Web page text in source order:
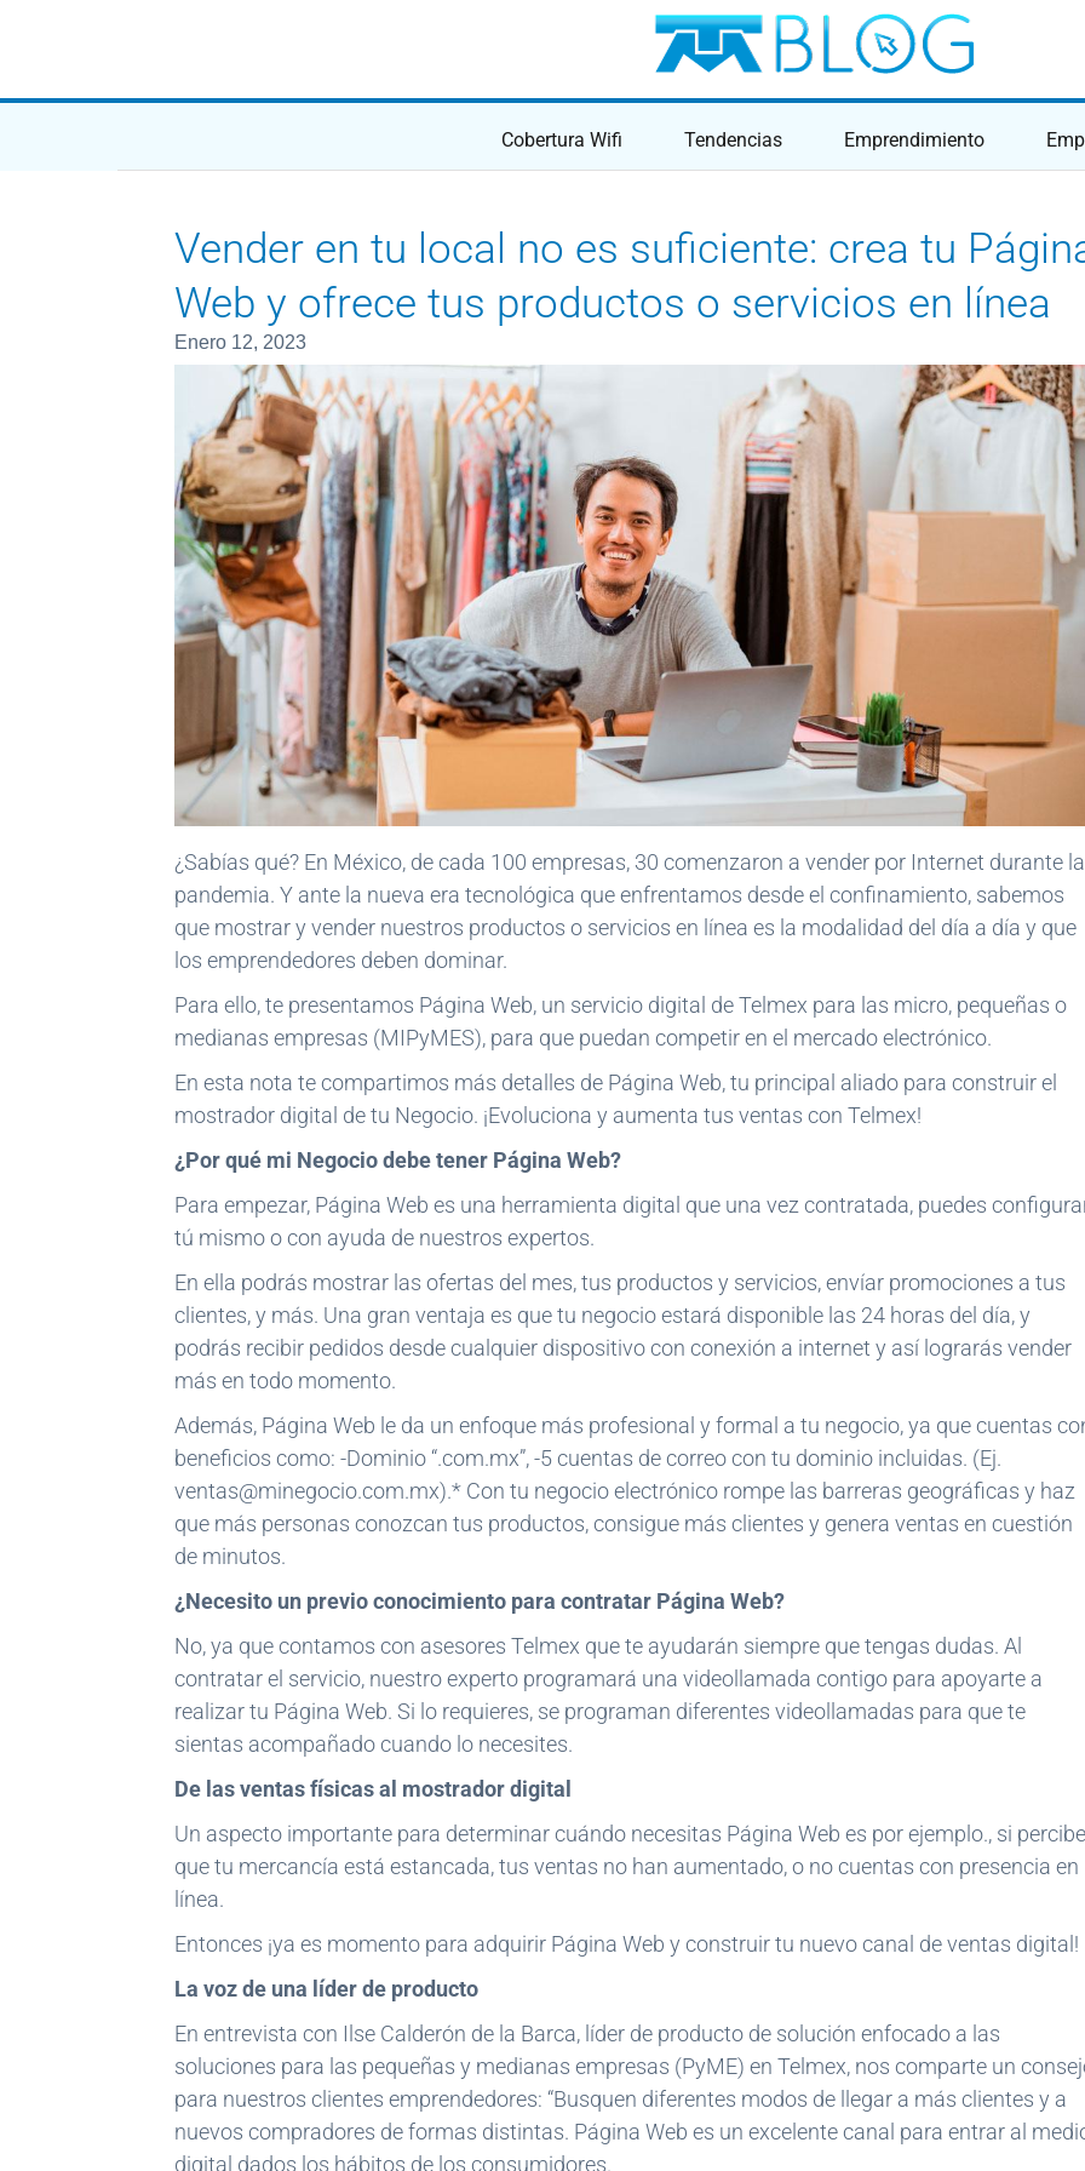
Cobertura Wifi Tendencias Emprendimiento
Vender en tu local no es suficiente: crea tu Página Web y
Vender en tu local no es suficiente: crea tu
Web y ofrece tus productos o servicios en línea
enero 12, 2023
¿Sabías qué? En México, de cada 100 empresas, 30 comenzaron a vender por Internet durante la
pandemia. Y ante la nueva era tecnológica que enfrentamos desde el confinamiento, sabemos
que mostrar y vender nuestros productos o servicios en línea es la modalidad del día a día y que
los emprendedores deben dominar.
Para ello, te presentamos Página Web, un servicio digital de Telmex para las micro, pequeñas o
medianas empresas (MIPyMES), para que puedan competir en el mercado electrónico.
En esta nota te compartimos más detalles de Página Web, tu principal aliado para construir el
mostrador digital de tu Negocio. ¡Evoluciona y aumenta tus ventas con Telmex!
¿Por qué mi Negocio debe tener Página Web?
Para empezar, Página Web es una herramienta digital que una vez contratada, puedes
tú mismo o con ayuda de nuestros expertos.
En ella podrás mostrar las ofertas del mes, tus productos y servicios, envíar promociones a tus
clientes, y más. Una gran ventaja es que tu negocio estará disponible las 24 horas del día, y
podrás recibir pedidos desde cualquier dispositivo con conexión a internet y así lograrás vender
más en todo momento.
Además, Página Web le da un enfoque más profesional y formal a tu negocio, ya que cuentas
beneficios como: -Dominio “.com.mx”, -5 cuentas de correo con tu dominio incluidas. (Ej.
ventas@minegocio.com.mx).* Con tu negocio electrónico rompe las barreras geográficas y haz
que más personas conozcan tus productos, consigue más clientes y genera ventas en cuestión
de minutos.
¿Necesito un previo conocimiento para contratar Página Web?
No, ya que contamos con asesores Telmex que te ayudarán siempre que tengas dudas. Al
contratar el servicio, nuestro experto programará una videollamada contigo para apoyarte a
realizar tu Página Web. Si lo requieres, se programan diferentes videollamadas para que te
sientas acompañado cuando lo necesites.
De las ventas físicas al mostrador digital
Un aspecto importante para determinar cuándo necesitas Página Web es por ejemplo., si
que tu mercancía está estancada, tus ventas no han aumentado, o no cuentas con presencia en
línea.
Entonces ¡ya es momento para adquirir Página Web y construir tu nuevo canal de ventas digital!
La voz de una líder de producto
En entrevista con Ilse Calderón de la Barca, líder de producto de solución enfocado a las
soluciones para las pequeñas y medianas empresas (PyME) en Telmex, nos comparte un
para nuestros clientes emprendedores: “Busquen diferentes modos de llegar a más clientes y a
nuevos compradores de formas distintas. Página Web es un excelente canal para entrar al
digital dados los hábitos de los consumidores.